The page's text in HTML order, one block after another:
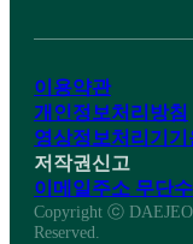
이용약관
개인정보처리방침
영상정보처리기기
저작권신고
이메일주소 무단수
Copyright ⓒ
Reserved.